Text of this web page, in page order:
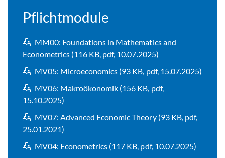
Pflichtmodule
MM00: Foundations in Mathematics and
Econometrics (116 KB, pdf, 10.07.2025)
MV05: Microeconomics (93 KB, pdf, 15.07.2025)
MV06: Makroökonomik (156 KB, pdf,
15.10.2025)
MV07: Advanced Economic Theory (93 KB, pdf,
25.01.2021)
MV04: Econometrics (117 KB, pdf, 10.07.2025)